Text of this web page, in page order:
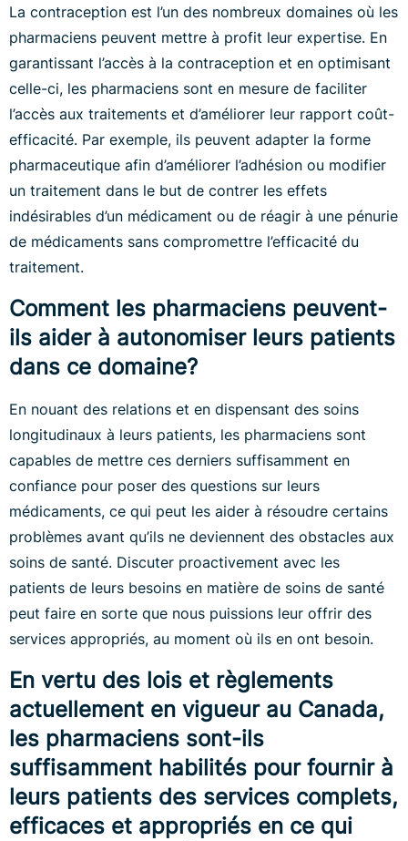
La contraception est l’un des nombreux domaines où les
pharmaciens peuvent mettre à profit leur expertise. En
garantissant l’accès à la contraception et en optimisant
celle-ci, les pharmaciens sont en mesure de faciliter
l’accès aux traitements et d’améliorer leur rapport coût-
efficacité. Par exemple, ils peuvent adapter la forme
pharmaceutique afin d’améliorer l’adhésion ou modifier
un traitement dans le but de contrer les effets
indésirables d’un médicament ou de réagir à une pénurie
de médicaments sans compromettre l’efficacité du
traitement.
Comment les pharmaciens peuvent-
ils aider à autonomiser leurs patients
dans ce domaine?
En nouant des relations et en dispensant des soins
longitudinaux à leurs patients, les pharmaciens sont
capables de mettre ces derniers suffisamment en
confiance pour poser des questions sur leurs
médicaments, ce qui peut les aider à résoudre certains
problèmes avant qu’ils ne deviennent des obstacles aux
soins de santé. Discuter proactivement avec les
patients de leurs besoins en matière de soins de santé
peut faire en sorte que nous puissions leur offrir des
services appropriés, au moment où ils en ont besoin.
En vertu des lois et règlements
actuellement en vigueur au Canada,
les pharmaciens sont-ils
suffisamment habilités pour fournir à
leurs patients des services complets,
efficaces et appropriés en ce qui